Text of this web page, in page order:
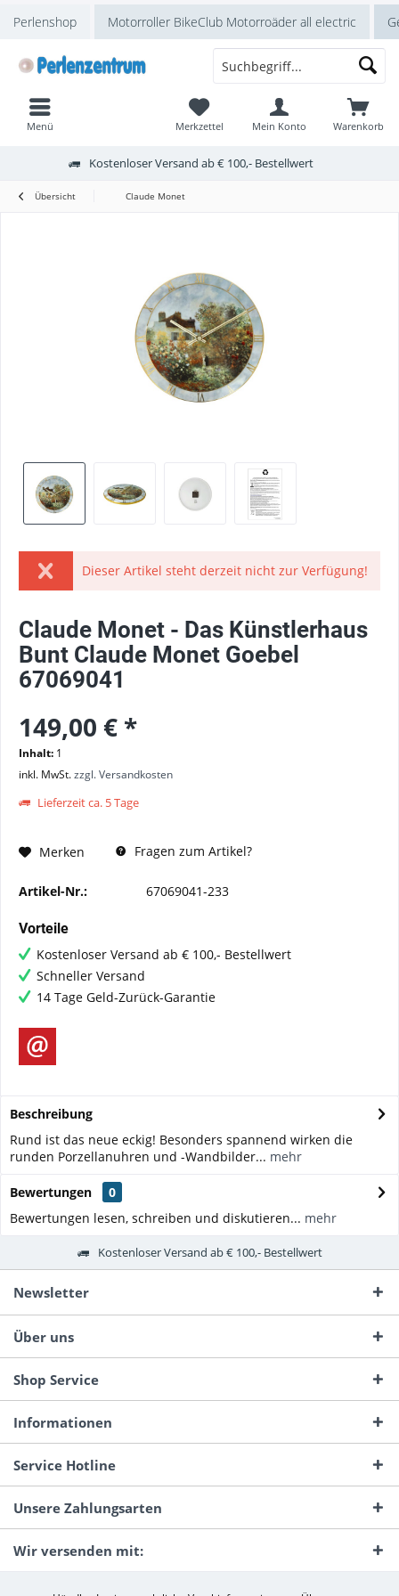
Perlenshop Motorroller BikeClub Motorroäder all electric
Kostenloser Versand ab € 100,- Bestellwert
Warenkorb
Merkzettel Mein Konto
Menü
Übersicht Claude Monet
Dieser Artikel steht derzeit nicht zur Verfügung!
Claude Monet - Das Künstlerhaus
Bunt Claude Monet Goebel
67069041
149,00 € *
Inhalt: 1
inkl. MwSt.zzgl. Versandkosten
Lieferzeit ca. 5 Tage
Merken Fragen zum Artikel?
Artikel-Nr.: 67069041-233
Vorteile
Kostenloser Versand ab € 100,- Bestellwert
Schneller Versand
14 Tage Geld-Zurück-Garantie
Beschreibung
Rund ist das neue eckig! Besonders spannend wirken die
runden Porzellanuhren und -Wandbilder... mehr
Bewertungen
0
Bewertungen lesen, schreiben und diskutieren... mehr
Kostenloser Versand ab € 100,- Bestellwert
Newsletter
Über uns
Shop Service
Informationen
Service Hotline
Unsere Zahlungsarten
Wir versenden mit: